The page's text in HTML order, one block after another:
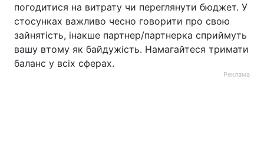
погодитися на витрату чи переглянути бюджет. У
стосунках важливо чесно говорити про свою
зайнятість, інакше партнер/партнерка сприймуть
вашу втому як байдужість. Намагайтеся тримати
баланс у всіх сферах.
Реклама